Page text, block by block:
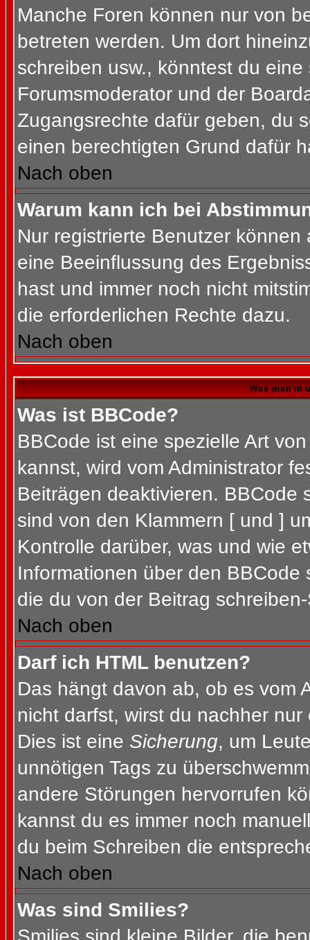
Manche Foren können nur von
betreten werden. Um dort
schreiben usw., könntest du
Forumsmoderator und der
Zugangsrechte dafür geben, du
einen berechtigten Grund dafür
Nach oben
Warum kann ich bei
Nur registrierte Benutzer
eine Beeinflussung des
hast und immer noch nicht
die erforderlichen Rechte dazu.
Nach oben
Was man in
Was ist BBCode?
BBCode ist eine spezielle Art
kannst, wird vom Administrator
Beiträgen deaktivieren. BBCode
sind von den Klammern [ und ]
Kontrolle darüber, was und wie
Informationen über den
die du von der Beitrag
Nach oben
Darf ich HTML benutzen?
Das hängt davon ab, ob es vom
nicht darfst, wirst du nachher
Dies ist eine Sicherung, um
unnötigen Tags zu
andere Störungen hervorrufen
kannst du es immer noch
du beim Schreiben die
Nach oben
Was sind Smilies?